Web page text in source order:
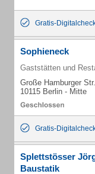
Gratis-
Sophieneck
Gaststätten und
Große Hamburger
10115 Berlin - Mitte
Gratis-
Splettstösser
Baustatik